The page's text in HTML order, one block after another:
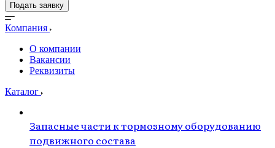
Подать заявку
Компания
О компании
Вакансии
Реквизиты
Каталог
Запасные части к тормозному оборудованию
подвижного состава